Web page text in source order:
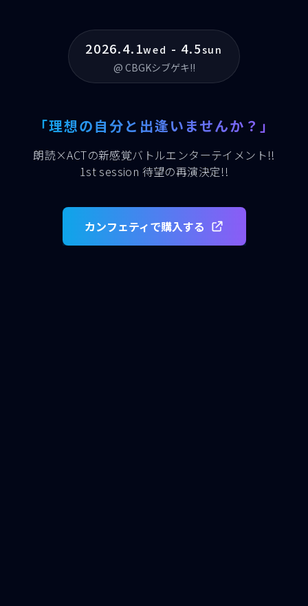
2026.4.1wed - 4.5sun
@ CBGKシブゲキ!!
「理想の自分と出逢いませんか？」
朗読×ACTの新感覚バトルエンターテイメント!!
1st session 待望の再演決定!!
カンフェティで購入する